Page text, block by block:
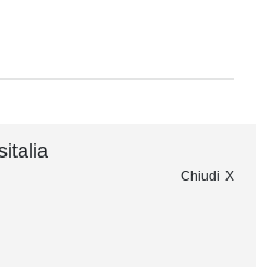
Chiudi